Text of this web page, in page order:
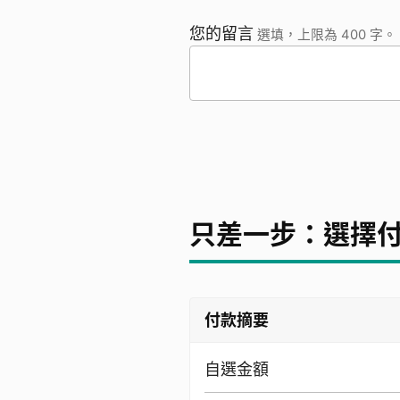
您的留言 選填，上限為 400 字。
只差一步：選擇
付款摘要
自選金額